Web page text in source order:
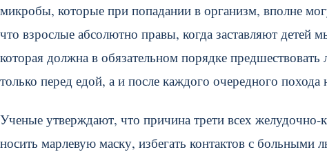
микробы, которые при попадании в организм, вполне
что взрослые абсолютно правы, когда заставляют детей
которая должна в обязательном порядке
только перед едой, а и после каждого очередного похода
Ученые утверждают, что причина трети всех
носить марлевую маску, избегать контактов с